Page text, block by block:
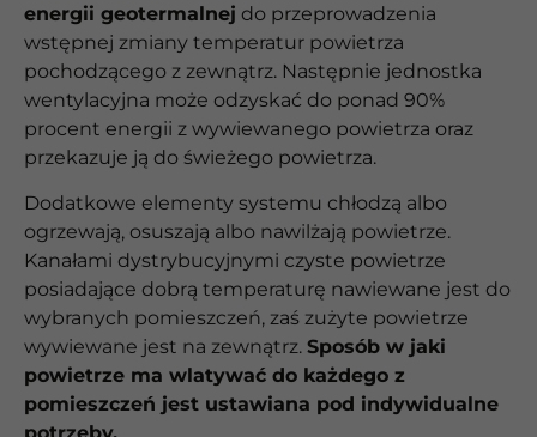
energii geotermalnej do przeprowadzenia
wstępnej zmiany temperatur powietrza
pochodzącego z zewnątrz. Następnie jednostka
wentylacyjna może odzyskać do ponad 90%
procent energii z wywiewanego powietrza oraz
przekazuje ją do świeżego powietrza.
Dodatkowe elementy systemu chłodzą albo
ogrzewają, osuszają albo nawilżają powietrze.
Kanałami dystrybucyjnymi czyste powietrze
posiadające dobrą temperaturę nawiewane jest do
wybranych pomieszczeń, zaś zużyte powietrze
wywiewane jest na zewnątrz. Sposób w jaki
powietrze ma wlatywać do każdego z
pomieszczeń jest ustawiana pod indywidualne